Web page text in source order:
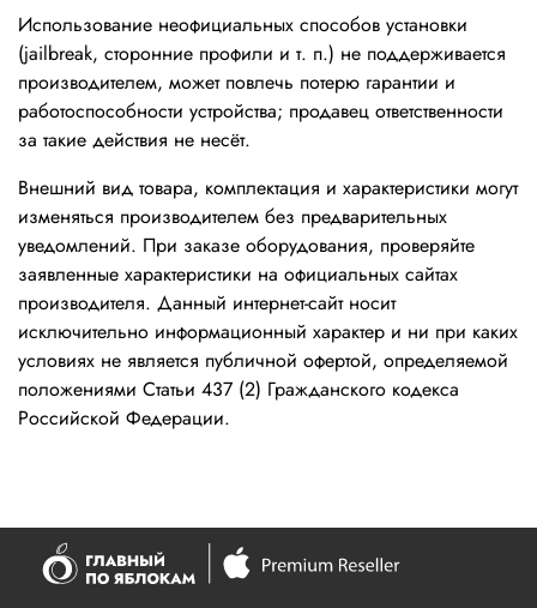
Использование неофициальных способов установки
(jailbreak, сторонние профили и т. п.) не поддерживается
производителем, может повлечь потерю гарантии и
работоспособности устройства; продавец ответственности
за такие действия не несёт.
Внешний вид товара, комплектация и характеристики могут
изменяться производителем без предварительных
уведомлений. При заказе оборудования, проверяйте
заявленные характеристики на официальных сайтах
производителя. Данный интернет-сайт носит
исключительно информационный характер и ни при каких
условиях не является публичной офертой, определяемой
положениями Статьи 437 (2) Гражданского кодекса
Российской Федерации.